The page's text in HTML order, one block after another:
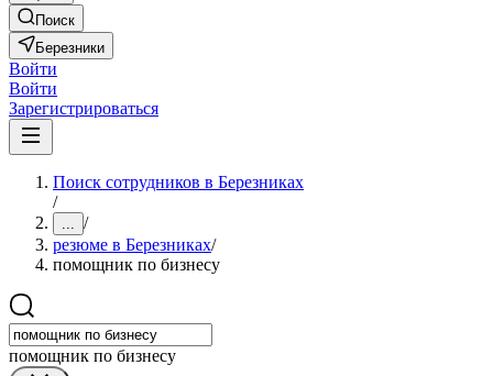
Поиск
Березники
Войти
Войти
Зарегистрироваться
Поиск сотрудников в Березниках
/
... /
резюме в Березниках/
помощник по бизнесу
помощник по бизнесу